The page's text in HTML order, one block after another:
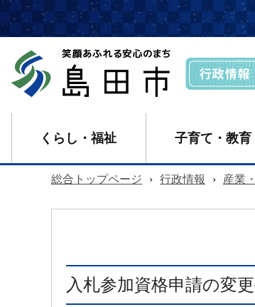
くらし・福祉 子育て・教育
総合トップページ › 行政情報 › 産業
入札参加資格申請の変